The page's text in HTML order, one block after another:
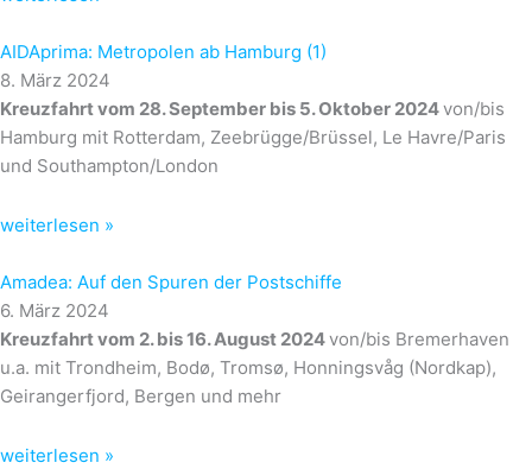
AIDAprima: Metropolen ab Hamburg (1)
8. März 2024
Kreuzfahrt vom 28. September bis 5. Oktober 2024von/bis
Hamburg mit Rotterdam, Zeebrügge/Brüssel, Le Havre/Paris
und Southampton/London
weiterlesen »
Amadea: Auf den Spuren der Postschiffe
6. März 2024
Kreuzfahrt vom 2. bis 16. August 2024von/bis Bremerhaven
u.a. mit Trondheim, Bodø, Tromsø, Honningsvåg (Nordkap),
Geirangerfjord, Bergen und mehr
weiterlesen »